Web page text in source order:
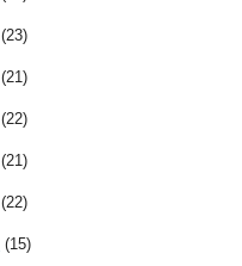
(23)
(21)
(22)
(21)
(22)
(15)